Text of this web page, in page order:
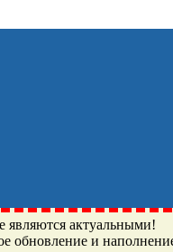
актуальными!
обновление и